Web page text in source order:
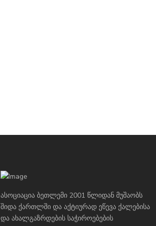
ასოციაცია ბეთლემი 2001 წლიდან მუშაობს
შიდა ქართლში და აქტიურად ეწევა ქალებისა
და ახალგაზრდების საჭიროებების